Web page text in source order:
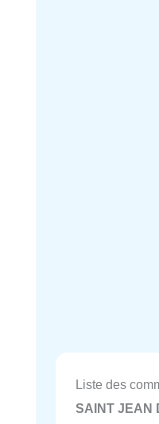
Liste des
SAINT JEAN